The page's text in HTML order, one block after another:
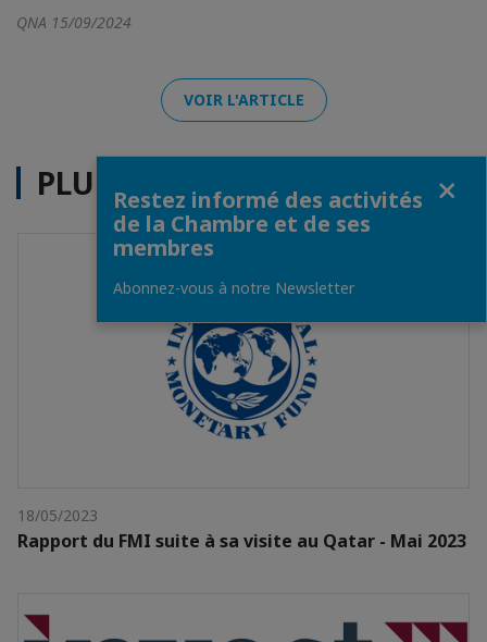
QNA 15/09/2024
VOIR L'ARTICLE
PLUS D'ACTUALITÉS
18/05/2023
Rapport du FMI suite à sa visite au Qatar - Mai 2023
Restez informé des activités
de la Chambre et de ses
membres
Abonnez-vous à notre Newsletter